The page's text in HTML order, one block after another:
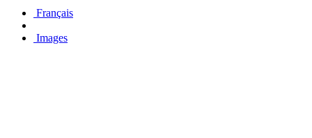
Français
Images